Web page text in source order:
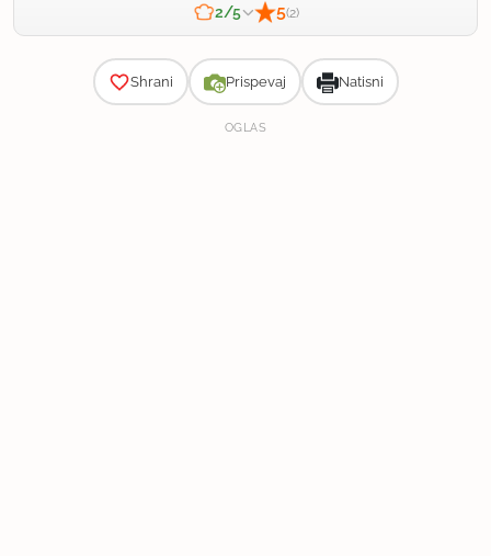
2/5 5(2)
Shrani Prispevaj Natisni
OGLAS